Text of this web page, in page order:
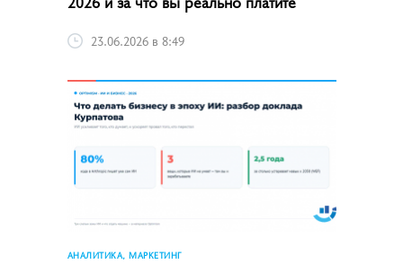
23.06.2026 в 8:49
АНАЛИТИКА, МАРКЕТИНГ